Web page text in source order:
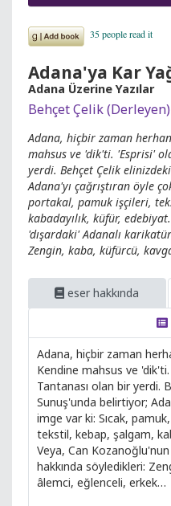
Adana'ya Kar
Adana Üzerine Yazılar
Behçet Çelik (Derleyen)
Adana, hiçbir zaman
mahsus ve 'dik'ti. 'Esprisi'
yerdi. Behçet Çelik
Adana'yı çağrıştıran öyle
portakal, pamuk işçileri,
kabadayılık, küfür,
'dışardaki' Adanalı
Zengin, kaba, küfürcü,
eser hakkında
Adana, hiçbir zaman
Kendine mahsus ve
Tantanası olan bir yerdi.
Sunuş'unda belirtiyor;
imge var ki: Sıcak,
tekstil, kebap, şalgam,
Veya, Can
hakkında söyledikleri:
âlemci, eğlenceli, erkek…